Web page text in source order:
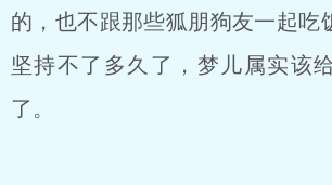
的，也不跟那些狐朋狗友一起吃
坚持不了多久了，梦儿属实该
了。